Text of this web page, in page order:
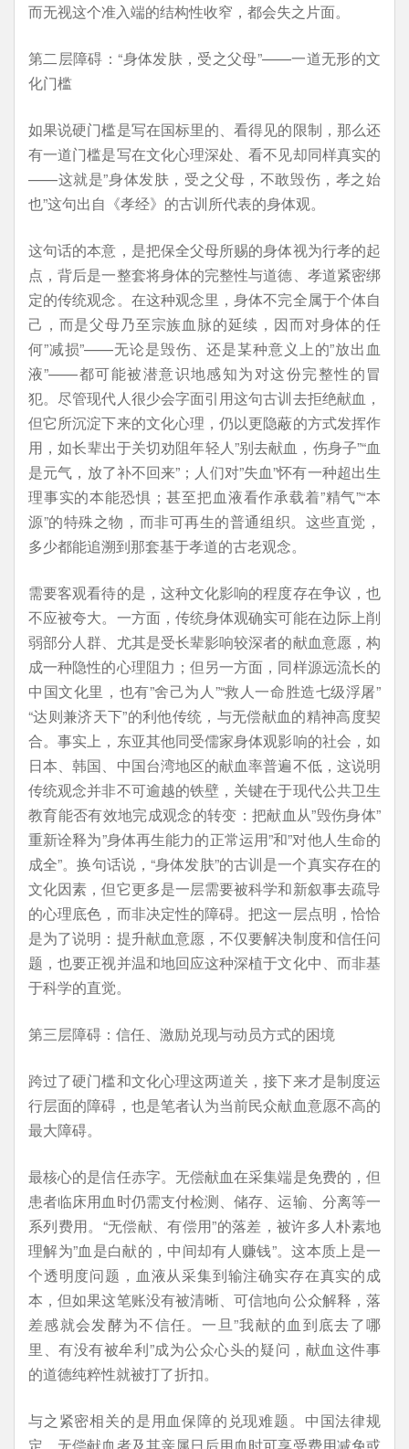
而无视这个准入端的结构性收窄，都会失之片面。
第二层障碍：“身体发肤，受之父母”——一道无形的文
化门槛
如果说硬门槛是写在国标里的、看得见的限制，那么还
有一道门槛是写在文化心理深处、看不见却同样真实的
——这就是”身体发肤，受之父母，不敢毁伤，孝之始
也”这句出自《孝经》的古训所代表的身体观。
这句话的本意，是把保全父母所赐的身体视为行孝的起
点，背后是一整套将身体的完整性与道德、孝道紧密绑
定的传统观念。在这种观念里，身体不完全属于个体自
己，而是父母乃至宗族血脉的延续，因而对身体的任
何”减损”——无论是毁伤、还是某种意义上的”放出血
液”——都可能被潜意识地感知为对这份完整性的冒
犯。尽管现代人很少会字面引用这句古训去拒绝献血，
但它所沉淀下来的文化心理，仍以更隐蔽的方式发挥作
用，如长辈出于关切劝阻年轻人”别去献血，伤身子”“血
是元气，放了补不回来”；人们对”失血”怀有一种超出生
理事实的本能恐惧；甚至把血液看作承载着”精气”“本
源”的特殊之物，而非可再生的普通组织。这些直觉，
多少都能追溯到那套基于孝道的古老观念。
需要客观看待的是，这种文化影响的程度存在争议，也
不应被夸大。一方面，传统身体观确实可能在边际上削
弱部分人群、尤其是受长辈影响较深者的献血意愿，构
成一种隐性的心理阻力；但另一方面，同样源远流长的
中国文化里，也有”舍己为人”“救人一命胜造七级浮屠”
“达则兼济天下”的利他传统，与无偿献血的精神高度契
合。事实上，东亚其他同受儒家身体观影响的社会，如
日本、韩国、中国台湾地区的献血率普遍不低，这说明
传统观念并非不可逾越的铁壁，关键在于现代公共卫生
教育能否有效地完成观念的转变：把献血从”毁伤身体”
重新诠释为”身体再生能力的正常运用”和”对他人生命的
成全”。换句话说，“身体发肤”的古训是一个真实存在的
文化因素，但它更多是一层需要被科学和新叙事去疏导
的心理底色，而非决定性的障碍。把这一层点明，恰恰
是为了说明：提升献血意愿，不仅要解决制度和信任问
题，也要正视并温和地回应这种深植于文化中、而非基
于科学的直觉。
第三层障碍：信任、激励兑现与动员方式的困境
跨过了硬门槛和文化心理这两道关，接下来才是制度运
行层面的障碍，也是笔者认为当前民众献血意愿不高的
最大障碍。
最核心的是信任赤字。无偿献血在采集端是免费的，但
患者临床用血时仍需支付检测、储存、运输、分离等一
系列费用。“无偿献、有偿用”的落差，被许多人朴素地
理解为”血是白献的，中间却有人赚钱”。这本质上是一
个透明度问题，血液从采集到输注确实存在真实的成
本，但如果这笔账没有被清晰、可信地向公众解释，落
差感就会发酵为不信任。一旦”我献的血到底去了哪
里、有没有被牟利”成为公众心头的疑问，献血这件事
的道德纯粹性就被打了折扣。
与之紧密相关的是用血保障的兑现难题。中国法律规